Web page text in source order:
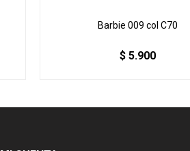
Barbie 009 col C70
$ 5.900